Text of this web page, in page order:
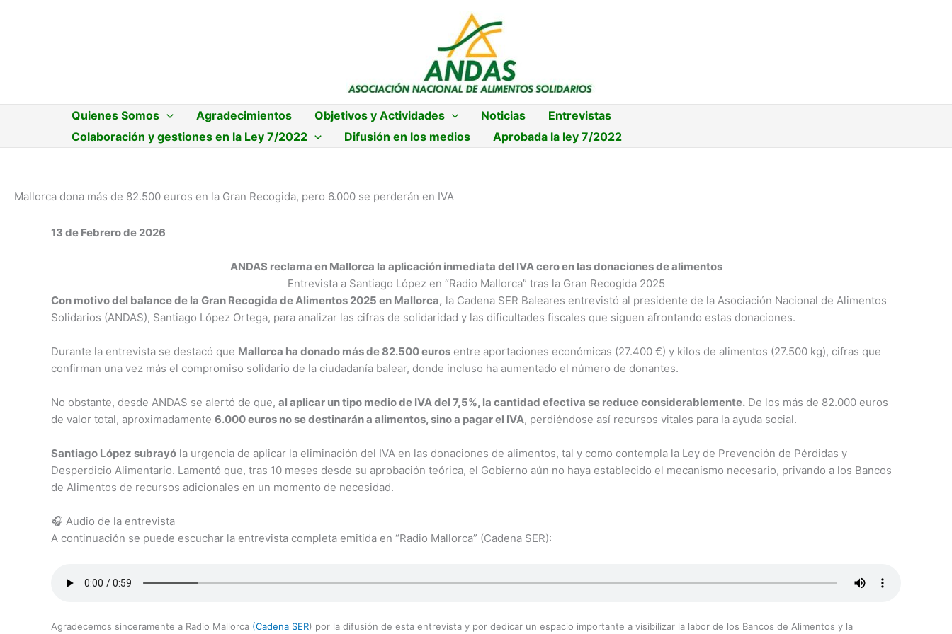
Quienes Somos Agradecimientos Objetivos y Actividades Noticias
Entrevistas
Colaboración y gestiones en la Ley 7/2022
Difusión en los medios Aprobada la ley 7/2022
Mallorca dona más de 82.500 euros en la Gran Recogida, pero 6.000 se perderán en IVA
13 de Febrero de 2026
ANDAS reclama en Mallorca la aplicación inmediata del IVA cero en las donaciones de alimentos
Entrevista a Santiago López en “Radio Mallorca” tras la Gran Recogida 2025
Con motivo del balance de la Gran Recogida de Alimentos 2025 en Mallorca, la Cadena SER Baleares entrevistó al presidente de la Asociación Nacional de Alimentos
Solidarios (ANDAS), Santiago López Ortega, para analizar las cifras de solidaridad y las dificultades fiscales que siguen afrontando estas donaciones.
Durante la entrevista se destacó que Mallorca ha donado más de 82.500 euros entre aportaciones económicas (27.400 €) y kilos de alimentos (27.500 kg), cifras que
confirman una vez más el compromiso solidario de la ciudadanía balear, donde incluso ha aumentado el número de donantes.
No obstante, desde ANDAS se alertó de que, al aplicar un tipo medio de IVA del 7,5%, la cantidad efectiva se reduce considerablemente. De los más de 82.000 euros
de valor total, aproximadamente 6.000 euros no se destinarán a alimentos, sino a pagar el IVA, perdiéndose así recursos vitales para la ayuda social.
Santiago López subrayó la urgencia de aplicar la eliminación del IVA en las donaciones de alimentos, tal y como contempla la Ley de Prevención de Pérdidas y
Desperdicio Alimentario. Lamentó que, tras 10 meses desde su aprobación teórica, el Gobierno aún no haya establecido el mecanismo necesario, privando a los Bancos
de Alimentos de recursos adicionales en un momento de necesidad.
🎧 Audio de la entrevista
A continuación se puede escuchar la entrevista completa emitida en “Radio Mallorca” (Cadena SER):
Agradecemos sinceramente a Radio Mallorca (Cadena SER) por la difusión de esta entrevista y por dedicar un espacio importante a visibilizar la labor de los Bancos de Alimentos y la